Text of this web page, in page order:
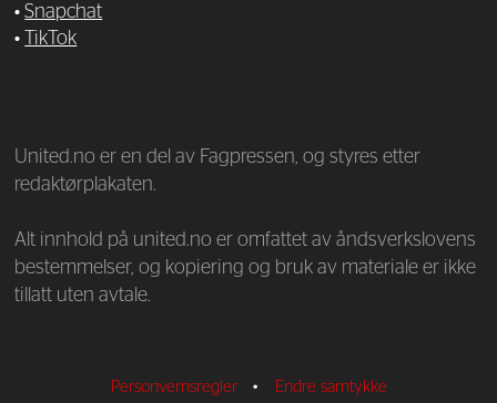
•Snapchat
•
TikTok
United.no er en del av Fagpressen, og styres etter
redaktørplakaten.
Alt innhold på united.no er omfattet av åndsverkslovens
bestemmelser, og kopiering og bruk av materiale er ikke
tillatt uten avtale.
Personvernsregler • Endre samtykke